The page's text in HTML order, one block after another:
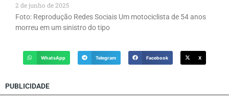
2 de junho de 2025
Foto: Reprodução Redes Sociais Um motociclista de 54 anos
morreu em um sinistro do tipo
WhatsApp Telegram Facebook X
PUBLICIDADE